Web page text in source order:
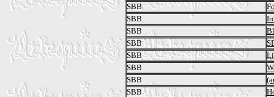
SBB
SBB
SBB
SBB
SBB
SBB
SBB
SBB